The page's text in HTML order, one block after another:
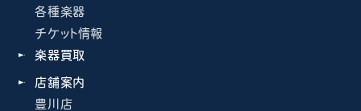
各種楽器
チケット情報
楽器買取
店舗案内
豊川店